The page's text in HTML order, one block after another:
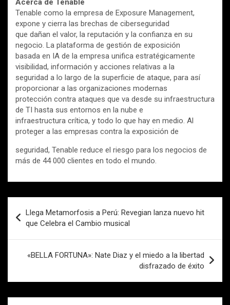
Acerca de Tenable
Tenable como la empresa de Exposure Management,
expone y cierra las brechas de ciberseguridad
que dañan el valor, la reputación y la confianza en su
negocio. La plataforma de gestión de exposición
basada en IA de la empresa unifica estratégicamente
visibilidad, información y acciones relativas a la
seguridad a lo largo de la superficie de ataque, para así
proporcionar a las organizaciones modernas
protección contra ataques que va desde su infraestructura
de TI hasta sus entornos en la nube e
infraestructura crítica, y todo lo que hay en medio. Al
proteger a las empresas contra la exposición de
seguridad, Tenable reduce el riesgo para los negocios de
más de 44 000 clientes en todo el mundo.
de
entradas
Llega Metamorfosis a Perú: Revegian lanza nuevo hit
que Celebra el Cambio musical
«BELLA FORTUNA»: Nate Diaz y el miedo a la libertad
disfrazado de éxito